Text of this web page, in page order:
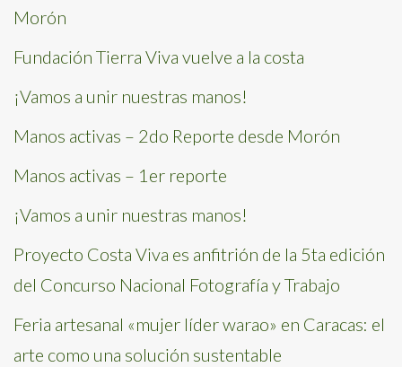
Morón
Fundación Tierra Viva vuelve a la costa
¡Vamos a unir nuestras manos!
Manos activas – 2do Reporte desde Morón
Manos activas – 1er reporte
¡Vamos a unir nuestras manos!
Proyecto Costa Viva es anfitrión de la 5ta edición
del Concurso Nacional Fotografía y Trabajo
Feria artesanal «mujer líder warao» en Caracas: el
arte como una solución sustentable